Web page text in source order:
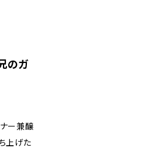
のガ
ナー兼醸
上げた